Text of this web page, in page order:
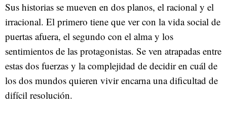
Sus historias se mueven en dos planos, el racional y el
irracional. El primero tiene que ver con la vida social de
puertas afuera, el segundo con el alma y los
sentimientos de las protagonistas. Se ven atrapadas entre
estas dos fuerzas y la complejidad de decidir en cuál de
los dos mundos quieren vivir encarna una dificultad de
difícil resolución.